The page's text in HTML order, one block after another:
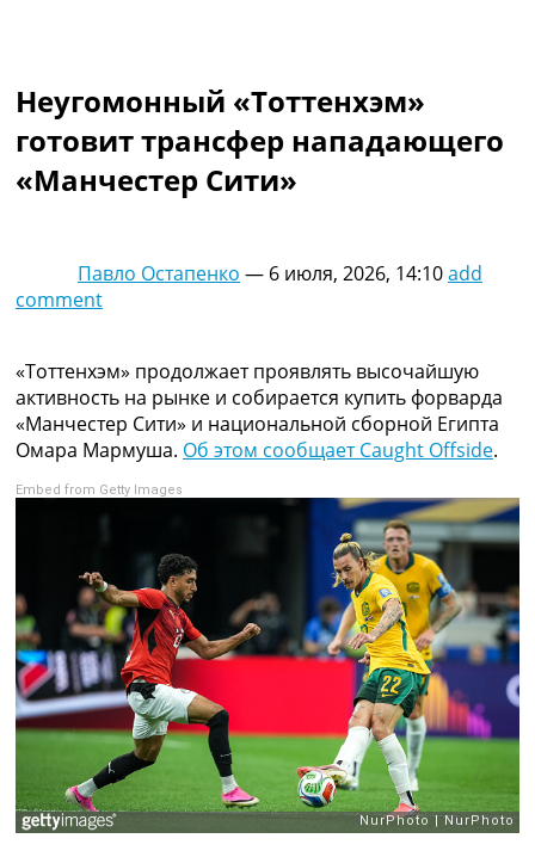
Украина. Премьер-Лига
Украина. Первая Лига
Лига Чемпионов
Англия. Премьер Лига
Испания. Ла Лига
Таблицы групп Чемпионата Мира
Лига Чемпионов. Таблицы групп
Англия. Премьер-Лига
Испания. Ла Лига
Все таблицы >>>
Рейтинги
Рейтинг стран УЕФА
Рейтинг клубов УЕФА
Рейтинг ФИФА
ТВ программа
RU
UA
Categories
Главная
Новости футбола
Видео
Трансферы
Неугомонный «Тоттенхэм»
готовит трансфер нападающего
«Манчестер Сити»
Павло Остапенко — 6 июля, 2026, 14:10add
comment
«Тоттенхэм» продолжает проявлять высочайшую
активность на рынке и собирается купить форварда
«Манчестер Сити» и национальной сборной Египта
Омара Мармуша. Об этом сообщает Caught Offside.
Embed from Getty Images